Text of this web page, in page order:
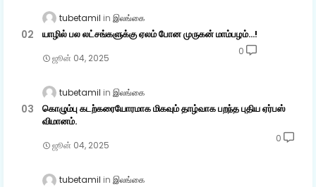
tubetamil இலங்கை
யாழில் பல லட்சங்களுக்கு ஏலம் போன முருகன் மாம்பழம்...!
ஜூன் 04, 2025
0
tubetamil இலங்கை
கொழும்பு கடற்கரையோரமாக மிகவும் தாழ்வாக பறந்த புதிய ஏர்பஸ்
விமானம்.
ஜூன் 04, 2025
0
tubetamil இலங்கை